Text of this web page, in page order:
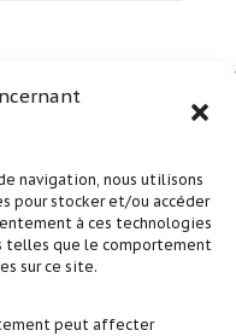
navigation, nous utilisons
pour stocker et/ou accéder
à ces technologies
telles que le comportement
sur ce site.
peut affecter
sociaux